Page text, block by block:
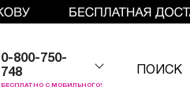
0-800-750-
748
БЕСПЛАТНО С МОБИЛЬНОГО!
ПОИСК